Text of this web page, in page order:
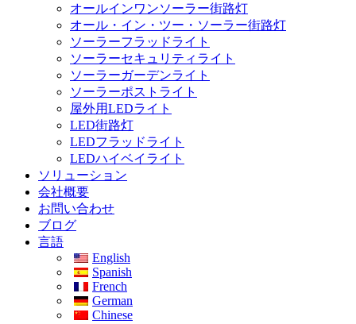
オールインワンソーラー街路灯
オール・イン・ツー・ソーラー街路灯
ソーラーフラッドライト
ソーラーセキュリティライト
ソーラーガーデンライト
ソーラーポストライト
屋外用LEDライト
LED街路灯
LEDフラッドライト
LEDハイベイライト
ソリューション
会社概要
お問い合わせ
ブログ
言語
English
Spanish
French
German
Chinese